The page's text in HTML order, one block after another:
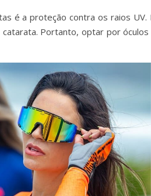
é a proteção contra os raios
Portanto, optar por